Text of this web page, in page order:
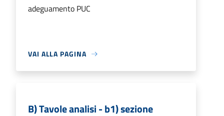
adeguamento PUC
VAI ALLA PAGINA
B) Tavole analisi - b1) sezione